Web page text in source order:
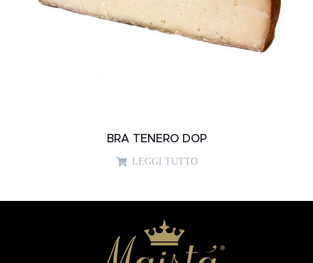
BRA TENERO DOP
LEGGI TUTTO